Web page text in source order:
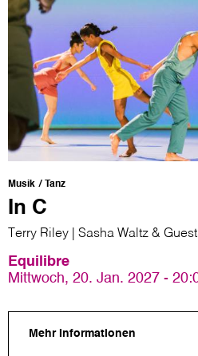
Musik Tanz
In C
Terry Riley | Sasha Waltz &
Equilibre
Mittwoch, 20. Jan. 2027 -
Mehr Informationen